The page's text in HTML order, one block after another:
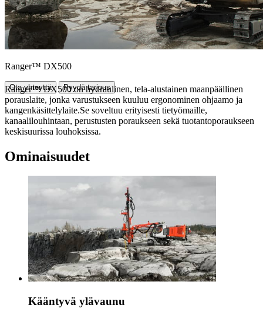
Ranger™ DX500
Ota yhteyttä Pyydä tarjous
Ranger™ DX500 on hydraulinen, tela-alustainen maanpäällinen
porauslaite, jonka varustukseen kuuluu ergonominen ohjaamo ja
kangenkäsittelylaite.Se soveltuu erityisesti tietyömaille,
kanaalilouhintaan, perustusten poraukseen sekä tuotantoporaukseen
keskisuurissa louhoksissa.
Ominaisuudet
Kääntyvä ylävaunu